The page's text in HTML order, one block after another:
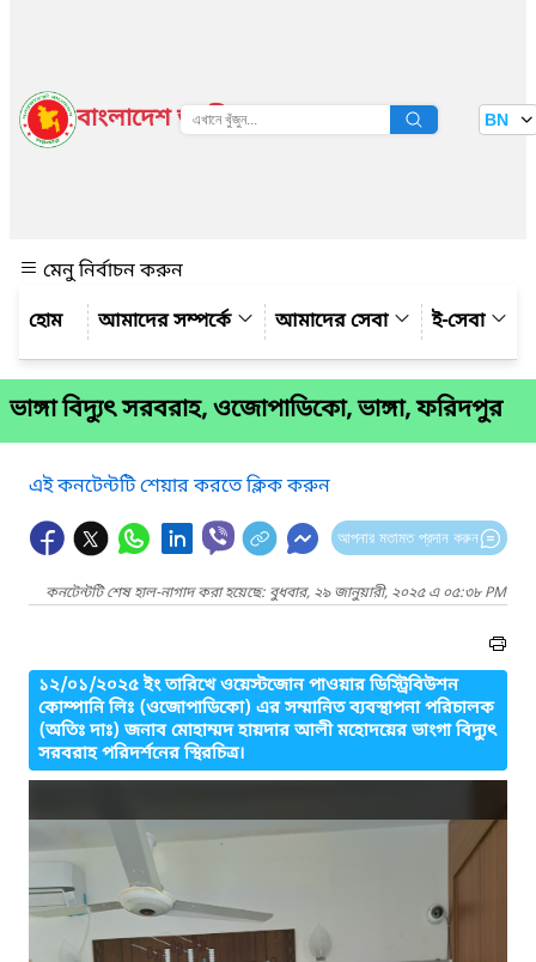
বাংলাদেশ জাতীয় তথ্য বাতায়ন BN
মেনু নির্বাচন করুন
আমাদের সম্পর্কে
আমাদের সেবা ই-সেবা
ভাঙ্গা বিদ্যুৎ সরবরাহ, ওজোপাডিকো, ভাঙ্গা, ফরিদপুর
এই কনটেন্টটি শেয়ার করতে ক্লিক করুন
আপনার মতামত প্রদান করুন
কনটেন্টটি শেষ হাল-নাগাদ করা হয়েছে: বুধবার, ২৯ জানুয়ারী, ২০২৫ এ ০৫:৩৮ PM
১২/০১/২০২৫ ইং তারিখে ওয়েস্টজোন পাওয়ার ডিস্ট্রিবিউশন
কোম্পানি লিঃ (ওজোপাডিকো) এর সম্মানিত ব্যবস্থাপনা পরিচালক
(অতিঃ দাঃ) জনাব মোহাম্মদ হায়দার আলী মহোদয়ের ভাংগা বিদ্যুৎ
সরবরাহ পরিদর্শনের স্থিরচিত্র।